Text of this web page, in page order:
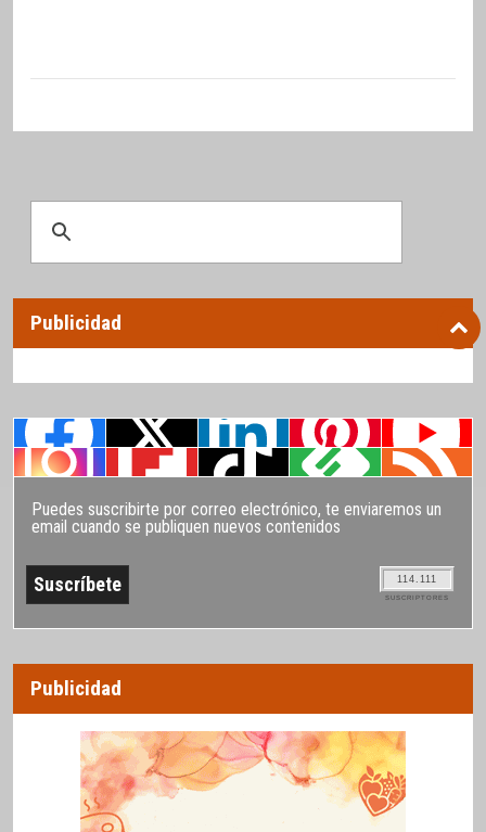
Publicidad
Puedes suscribirte por correo electrónico, te enviaremos un
email cuando se publiquen nuevos contenidos
114.111
SUSCRIPTORES
Publicidad